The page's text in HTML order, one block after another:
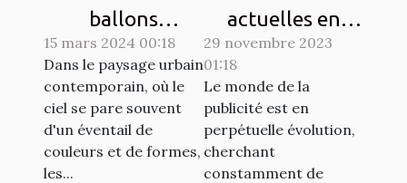
ballons
publicitaires
dans les
campagnes de
sensibilisation
15 mars 2024 00:18
Dans le paysage urbain
contemporain, où le
ciel se pare souvent
d'un éventail de
couleurs et de formes,
les...
actuelles en
matière de
ballons
publicitaires
hélium
29 novembre 2023
01:18
Le monde de la
publicité est en
perpétuelle évolution,
cherchant
constamment de